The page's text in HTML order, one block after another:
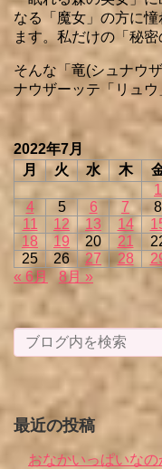
なる「魔女」の方に
ます。私だけの「秘密
そんな「竜(シュナウ
ナウザーッテ「リュ
2022年7月
月
火 水 木
1
4
5 6 7 8
11
12 13 14
18
19 20 21
25
26 27 28
« 6月
8月 »
最近の投稿
おなかいっぱいなの